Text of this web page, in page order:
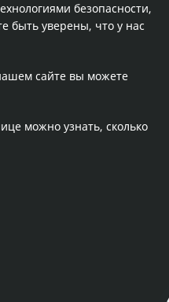
безопасности,
быть уверены, что у нас
сайте вы можете
можно узнать, сколько